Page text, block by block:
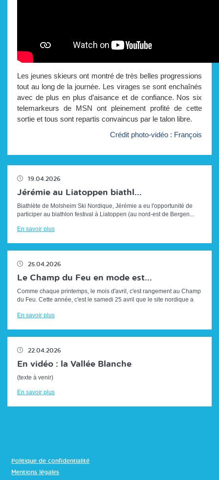
Les jeunes skieurs ont montré de très belles progressions
tout au long de la journée. Les virages se sont enchaînés
avec de plus en plus d’aisance et de confiance. Nos six
telemarkeurs de MSN ont pleinement profité de cette
sortie et tous sont repartis convaincus par le talon libre.
Crédit photo-vidéo : François
19.04.2026
Jérémie au Liatoppen biathl...
Biathlète de Molsheim Ski Nordique, Jérémie a eu l'opportunité de
participer au biathlon festival à Liatoppen (au nord-est de Bergen...
En savoir plus
25.04.2026
Le Champ du Feu en mode est...
Comme chaque printemps, le mois d'avril, c'est rangement au Champ
du Feu. Cette année, c'est le samedi 25 avril que le site nordique a
En savoir plus
22.04.2026
En vidéo : la Vallée Blanche
(texte à venir)
En savoir plus
Politique de confidentialité
Mentions légales